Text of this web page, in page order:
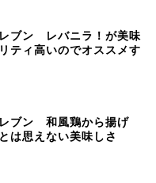
ブン レバニラ！が美味
ティ高いのでオススメす
ブン 和風鶏から揚げ
は思えない美味しさ